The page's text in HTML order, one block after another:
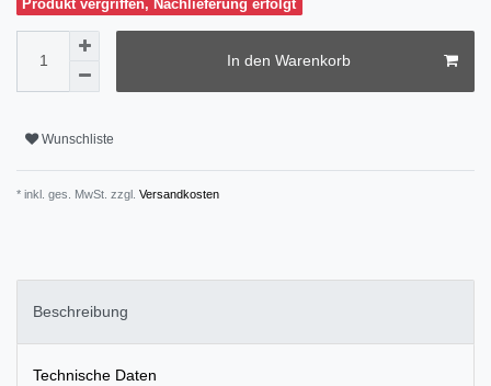
Produkt vergriffen, Nachlieferung erfolgt
In den Warenkorb
Wunschliste
* inkl. ges. MwSt. zzgl. Versandkosten
Beschreibung
Technische Daten